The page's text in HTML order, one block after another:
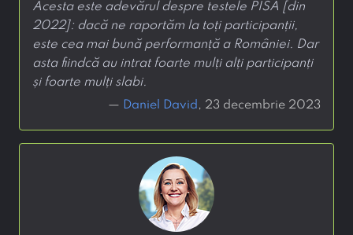
Acesta este adevărul despre testele PISA [din
2022]: dacă ne raportăm la toți participanții,
este cea mai bună performanță a României. Dar
asta fiindcă au intrat foarte mulți alți participanți
și foarte mulți slabi.
— Daniel David , 23 decembrie 2023